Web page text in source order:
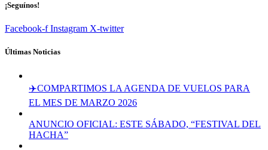
¡Seguínos!
Facebook-f Instagram X-twitter
Últimas Noticias
✈️COMPARTIMOS LA AGENDA DE VUELOS PARA
EL MES DE MARZO 2026
ANUNCIO OFICIAL: ESTE SÁBADO, “FESTIVAL DEL
HACHA”